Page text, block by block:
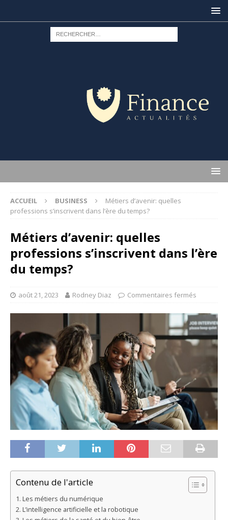
ACCUEIL BUSINESS
Métiers d’avenir: quelles
professions s’inscrivent dans l’ère du temps?
Métiers d’avenir: quelles
professions s’inscrivent dans l’ère
du temps?
août 21, 2023 Rodney Diaz Commentaires fermés
Contenu de l'article
Les métiers du numérique
L’intelligence artificielle et la robotique